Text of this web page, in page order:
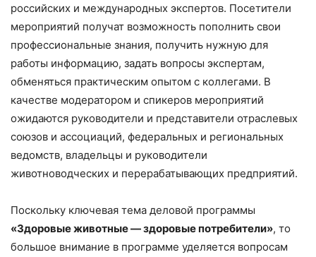
российских и международных экспертов. Посетители
мероприятий получат возможность пополнить свои
профессиональные знания, получить нужную для
работы информацию, задать вопросы экспертам,
обменяться практическим опытом с коллегами. В
качестве модератором и спикеров мероприятий
ожидаются руководители и представители отраслевых
союзов и ассоциаций, федеральных и региональных
ведомств, владельцы и руководители
животноводческих и перерабатывающих предприятий.
Поскольку ключевая тема деловой программы
«Здоровые животные — здоровые потребители», то
большое внимание в программе уделяется вопросам